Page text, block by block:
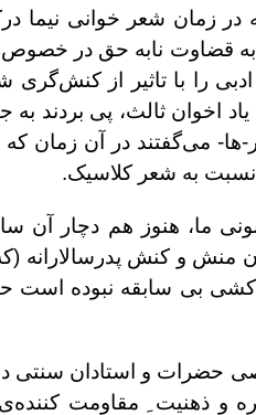
زمان شعر خوانی نیما
نابه حق در خصوص
با تاثیر از کنش‌گری
اخوان ثالث، پی
ها- می‌گفتند در آن زمان
نسبت به شعر کلاسیک.
ما، هنوز هم دچار آن
و کنش پدرسالارانه (که
بی سابقه نبوده است
و استادان سنتی در
و ذهنیت ِ مقاومت